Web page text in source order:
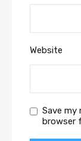
Website
Save my
browser